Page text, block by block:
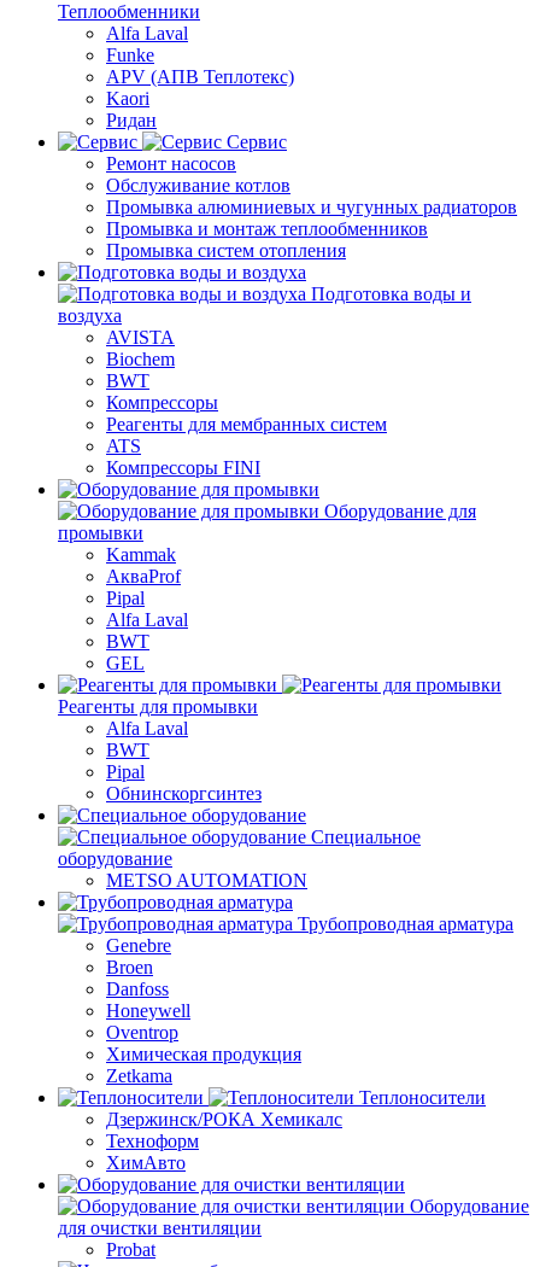
Теплообменники
Alfa Laval
Funke
APV (АПВ Теплотекс)
Kaori
Ридан
Сервис
Ремонт насосов
Обслуживание котлов
Промывка алюминиевых и чугунных радиаторов
Промывка и монтаж теплообменников
Промывка систем отопления
Подготовка воды и
воздуха
AVISTA
Biochem
BWT
Компрессоры
Реагенты для мембранных систем
ATS
Компрессоры FINI
Оборудование для
промывки
Kammak
АкваProf
Pipal
Alfa Laval
BWT
GEL
Реагенты для промывки
Alfa Laval
BWT
Pipal
Обнинскоргсинтез
Специальное
оборудование
METSO AUTOMATION
Трубопроводная арматура
Genebre
Broen
Danfoss
Honeywell
Oventrop
Химическая продукция
Zetkama
Теплоносители
Дзержинск/РОКА Хемикалс
Техноформ
ХимАвто
Оборудование
для очистки вентиляции
Probat